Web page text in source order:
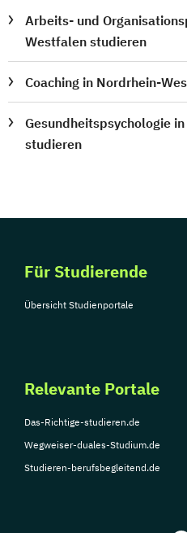
Arbeits- und
Westfalen studieren
Coaching in Nordrhein-
Gesundheitspsychologie
studieren
Für Studierende
Übersicht Studienportale
Relevante Portale
Das-Richtige-studieren.de
Wegweiser-duales-Studium.de
Studieren-berufsbegleitend.de